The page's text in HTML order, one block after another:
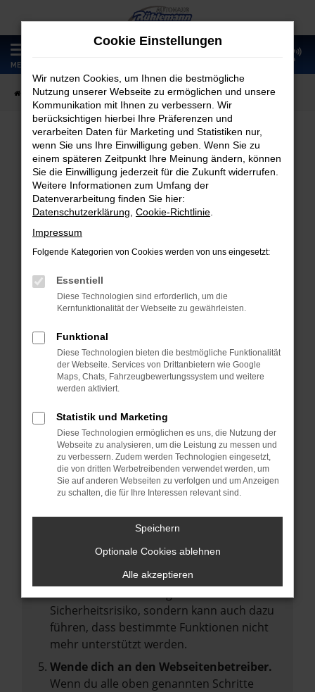
Zum
Hauptinhalt
springen
MENÜ
Startseite Fahrzeugangebote Fahrzeugmarkt
Fahrzeugmarkt
Fehler: Network Error
Beim Laden ist ein Fehler aufgetreten.
Hier sind ein paar Tipps, die dir helfen können:
Überprüfe deine Firewall und deine
Laden andere Webseiten, zum Beispiel
deine Suchmaschine?
Prüfe deine Browsererweiterungen.
Manche Erweiterungen, wie Werbeblocker,
können das Laden bestimmter Seiten
verhindern. Funktioniert die Seite in einem
anderen Browser oder in einem privaten
Fenster?
Starte dein Gerät neu.
vorübergehende Probleme zu beheben.
Betriebssystem auf dem neuesten Stand
Veraltete Software birgt nicht nur ein
Sicherheitsrisiko, sondern kann auch dazu
führen, dass bestimmte Funktionen nicht
mehr unterstützt werden.
Wende dich an den Webseitenbetreiber.
Wenn du alle oben genannten Schritte
Cookie Einstellungen
Wir nutzen Cookies, um Ihnen die bestmögliche
Nutzung unserer Webseite zu ermöglichen und unsere
Kommunikation mit Ihnen zu verbessern. Wir
berücksichtigen hierbei Ihre Präferenzen und
verarbeiten Daten für Marketing und Statistiken nur,
wenn Sie uns Ihre Einwilligung geben. Wenn Sie zu
einem späteren Zeitpunkt Ihre Meinung ändern, können
Sie die Einwilligung jederzeit für die Zukunft widerrufen.
Weitere Informationen zum Umfang der
Datenverarbeitung finden Sie hier:
Datenschutzerklärung Cookie-Richtlinie
Impressum
Folgende Kategorien von Cookies werden von uns eingesetzt:
Essentiell
Diese Technologien sind erforderlich, um die
Kernfunktionalität der Webseite zu gewährleisten.
Funktional
Diese Technologien bieten die bestmögliche Funktionalität
der Webseite. Services von Drittanbietern wie Google
Maps, Chats, Fahrzeugbewertungssystem und weitere
werden aktiviert.
Statistik und Marketing
Diese Technologien ermöglichen es uns, die Nutzung der
Webseite zu analysieren, um die Leistung zu messen und
zu verbessern. Zudem werden Technologien eingesetzt,
die von dritten Werbetreibenden verwendet werden, um
Sie auf anderen Webseiten zu verfolgen und um Anzeigen
zu schalten, die für Ihre Interessen relevant sind.
Speichern
Optionale Cookies ablehnen
Alle akzeptieren